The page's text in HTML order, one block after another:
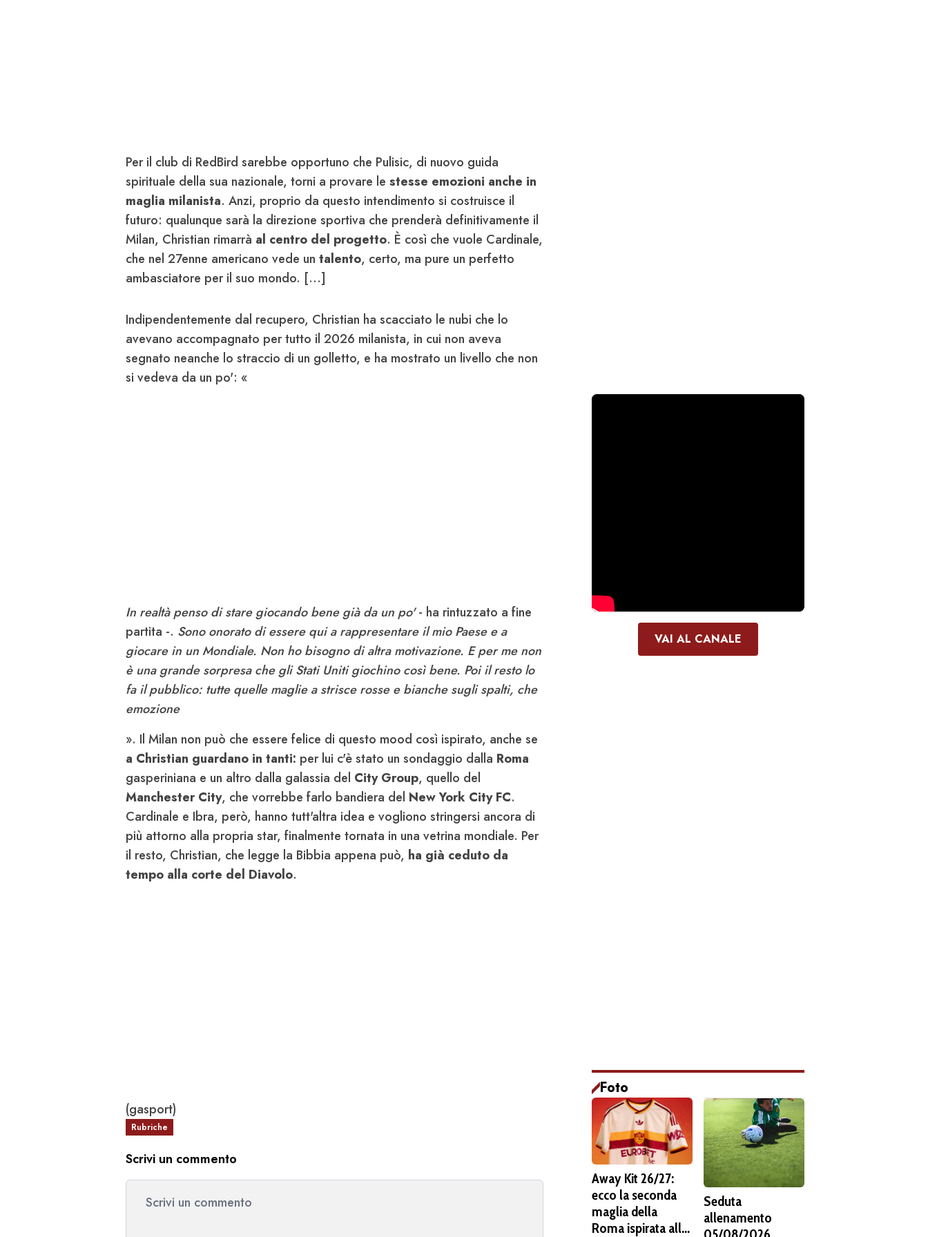
Per il club di RedBird sarebbe opportuno che Pulisic, di nuovo guida
spirituale della sua nazionale, torni a provare le stesse emozioni anche in
maglia milanista. Anzi, proprio da questo intendimento si costruisce il
futuro: qualunque sarà la direzione sportiva che prenderà definitivamente il
Milan, Christian rimarrà al centro del progetto. È così che vuole Cardinale,
che nel 27enne americano vede un talento, certo, ma pure un perfetto
ambasciatore per il suo mondo. [...]
Indipendentemente dal recupero, Christian ha scacciato le nubi che lo
avevano accompagnato per tutto il 2026 milanista, in cui non aveva
segnato neanche lo straccio di un golletto, e ha mostrato un livello che non
si vedeva da un po': «
In realtà penso di stare giocando bene già da un po'- ha rintuzzato a fine
partita -. Sono onorato di essere qui a rappresentare il mio Paese e a
giocare in un Mondiale. Non ho bisogno di altra motivazione. E per me non
è una grande sorpresa che gli Stati Uniti giochino così bene. Poi il resto lo
fa il pubblico: tutte quelle maglie a strisce rosse e bianche sugli spalti, che
emozione
». Il Milan non può che essere felice di questo mood così ispirato, anche se
a Christian guardano in tanti: per lui c'è stato un sondaggio dalla Roma
gasperiniana e un altro dalla galassia del City Group, quello del
Manchester City, che vorrebbe farlo bandiera del New York City FC.
Cardinale e Ibra, però, hanno tutt'altra idea e vogliono stringersi ancora di
più attorno alla propria star, finalmente tornata in una vetrina mondiale. Per
il resto, Christian, che legge la Bibbia appena può, ha già ceduto da
tempo alla corte del Diavolo.
(gasport)
Rubriche
Scrivi un commento
VAI AL CANALE
Foto
Away Kit 26/27:
ecco la seconda
maglia della
Roma ispirata alla
Seduta
allenamento